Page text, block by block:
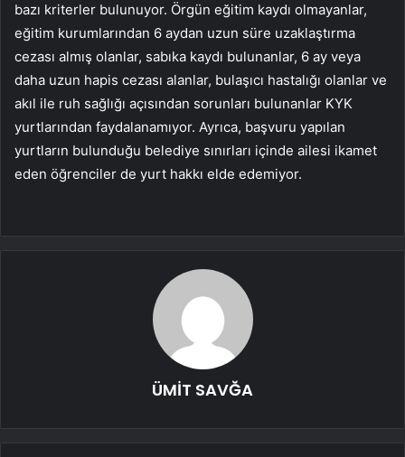
bazı kriterler bulunuyor. Örgün eğitim kaydı olmayanlar,
eğitim kurumlarından 6 aydan uzun süre uzaklaştırma
cezası almış olanlar, sabıka kaydı bulunanlar, 6 ay veya
daha uzun hapis cezası alanlar, bulaşıcı hastalığı olanlar ve
akıl ile ruh sağlığı açısından sorunları bulunanlar KYK
yurtlarından faydalanamıyor. Ayrıca, başvuru yapılan
yurtların bulunduğu belediye sınırları içinde ailesi ikamet
eden öğrenciler de yurt hakkı elde edemiyor.
ÜMİT SAVĞA